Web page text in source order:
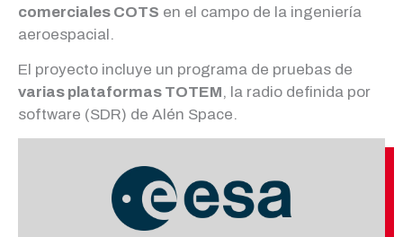
comerciales COTS en el campo de la ingeniería
aeroespacial.
El proyecto incluye un programa de pruebas de
varias plataformas TOTEM, la radio definida por
software (SDR) de Alén Space.